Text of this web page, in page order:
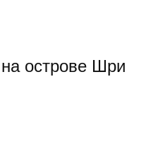
острове Шри